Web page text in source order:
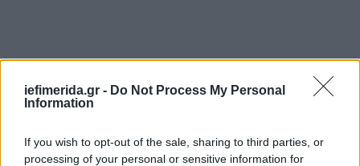
iefimerida.gr - Do Not Process My Personal
Information
If you wish to opt-out of the sale, sharing to third parties, or
processing of your personal or sensitive information for